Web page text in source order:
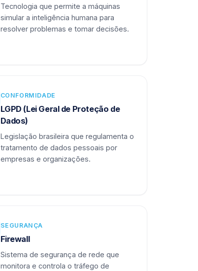
Tecnologia que permite a máquinas
simular a inteligência humana para
resolver problemas e tomar decisões.
CONFORMIDADE
LGPD (Lei Geral de Proteção de
Dados)
Legislação brasileira que regulamenta o
tratamento de dados pessoais por
empresas e organizações.
SEGURANÇA
Firewall
Sistema de segurança de rede que
monitora e controla o tráfego de